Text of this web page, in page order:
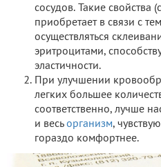
сосудов. Такие свойства
приобретает в связи с
осуществляться
эритроцитами,
эластичности.
При улучшении
легких большее
соответственно, лучше
и весь организм,
гораздо комфортнее.